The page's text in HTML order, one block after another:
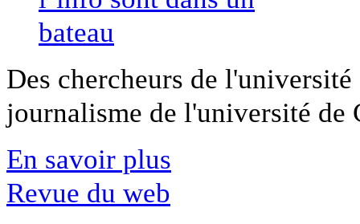
Des chercheurs de
journalisme de l'université
En savoir plus
Revue du web